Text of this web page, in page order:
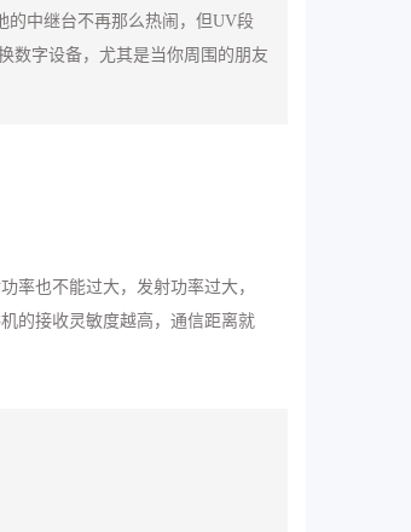
的中继台不再那么热闹，但UV段
数字设备，尤其是当你周围的朋友
率也不能过大，发射功率过大，
的接收灵敏度越高，通信距离就